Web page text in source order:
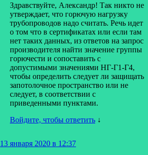
Здравствуйте, Александр! Так никто не
утверждает, что горючую нагрузку
трубопроводов надо считать. Речь идет
о том что в сертификатах или если там
нет таких данных, из ответов на запрос
производителя найти значение группы
горючести и сопоставить с
допустимыми значениями НГ-Г1-Г4,
чтобы определить следует ли защищать
запотолочное пространство или не
следует, в соответствии с
приведенными пунктами.
Войдите, чтобы ответить ↓
13 января 2020 в 12:37